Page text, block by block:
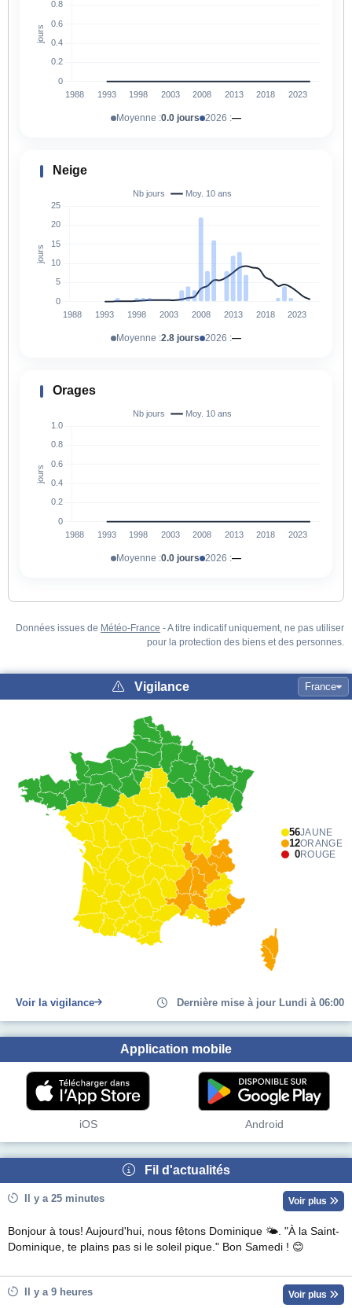
Moyenne :0.0 jours 2026 :—
Neige
Moyenne :2.8 jours 2026 :—
Orages
Moyenne :0.0 jours 2026 :—
Données issues de Météo-France - A titre indicatif uniquement, ne pas utiliser
pour la protection des biens et des personnes.
Vigilance France
56JAUNE
12ORANGE
0ROUGE
Voir la vigilance Dernière mise à jour Lundi à 06:00
Application mobile
iOS Android
Fil d'actualités
Il y a 25 minutes Voir plus
Bonjour à tous! Aujourd'hui, nous fêtons Dominique 🌤. "À la Saint-
Dominique, te plains pas si le soleil pique." Bon Samedi ! 😊
Il y a 9 heures Voir plus